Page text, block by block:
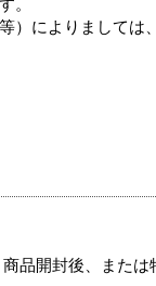
。
）によりましては
品開封後、または